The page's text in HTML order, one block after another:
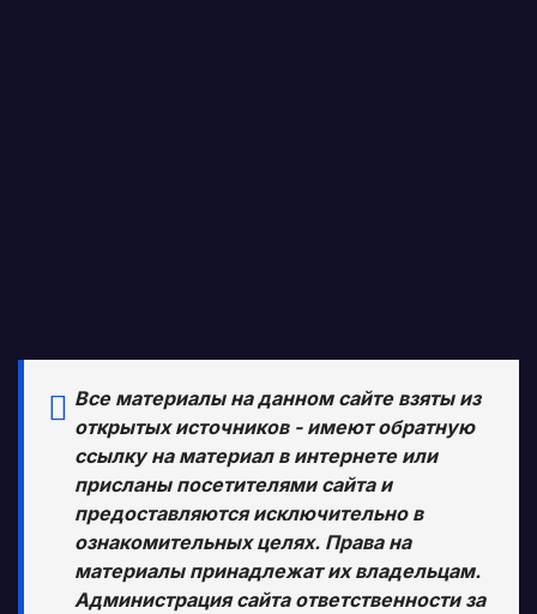
Все материалы на данном сайте взяты из
открытых источников - имеют обратную
ссылку на материал в интернете или
присланы посетителями сайта и
предоставляются исключительно в
ознакомительных целях. Права на
материалы принадлежат их владельцам.
Администрация сайта ответственности за